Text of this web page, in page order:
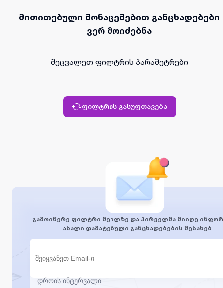
მითითებული მონაცემებით განცხადებები
ვერ მოიძებნა
შეცვალეთ ფილტრის პარამეტრები
ფილტრის გასუფთავება
გამოიწერე ფილტრი მეილზე და პირველმა მიიღე
ახალი დამატებული განცხადებების შესახებ